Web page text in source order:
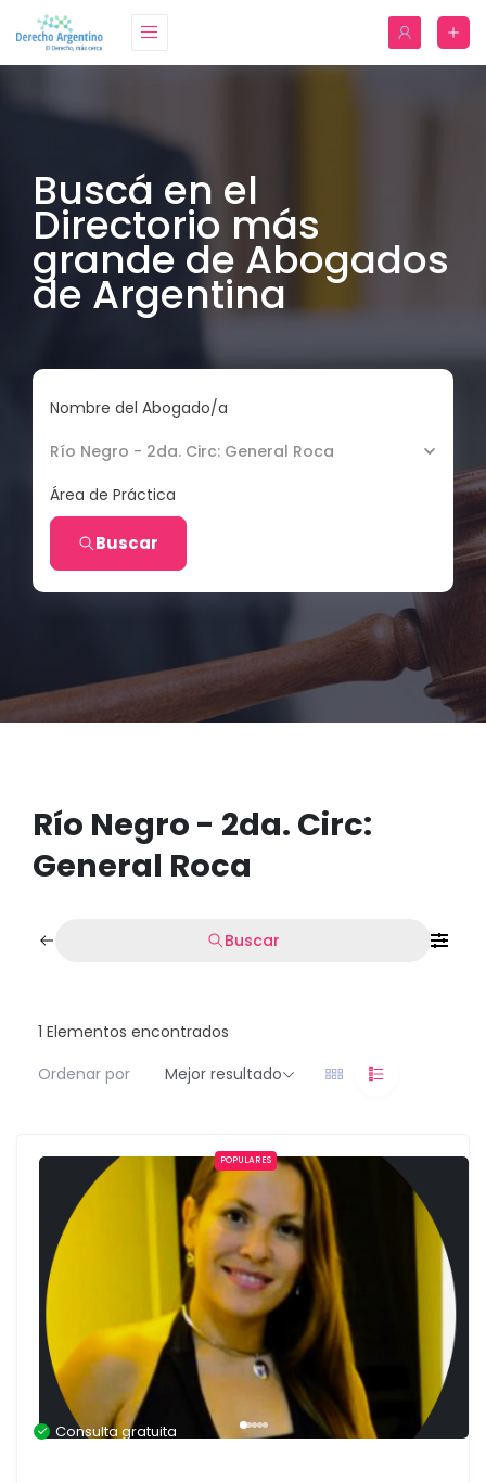
Buscá en el
Directorio más
grande de Abogados
de Argentina
Nombre del Abogado/a
Río Negro - 2da. Circ: General Roca
Área de Práctica
Buscar
Río Negro - 2da. Circ:
General Roca
Buscar
1 Elementos encontrados
Ordenar por
Mejor resultado
POPULARES
Consulta gratuita